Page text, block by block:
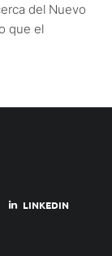
del Nuevo
que el
LINKEDIN